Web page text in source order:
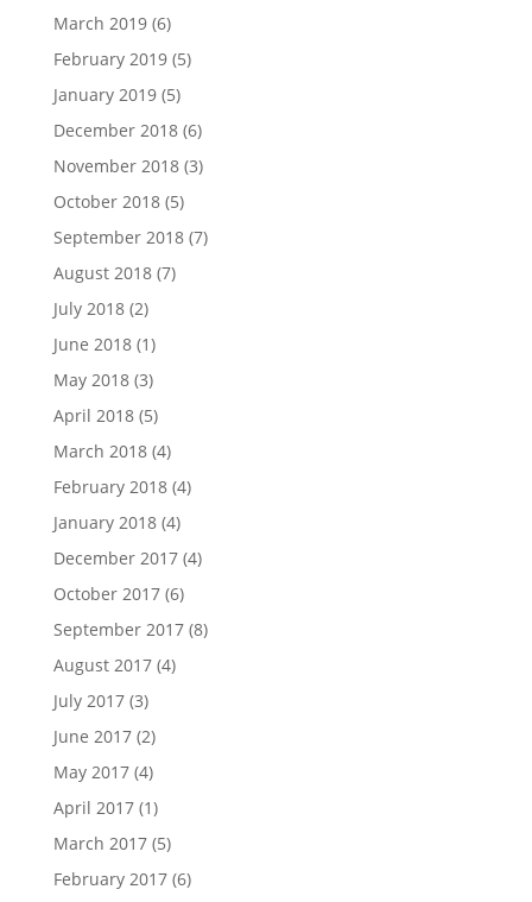
March 2019(6)
February 2019(5)
January 2019(5)
December 2018(6)
November 2018(3)
October 2018(5)
September 2018(7)
August 2018(7)
July 2018(2)
June 2018(1)
May 2018(3)
April 2018(5)
March 2018(4)
February 2018(4)
January 2018(4)
December 2017(4)
October 2017(6)
September 2017(8)
August 2017(4)
July 2017(3)
June 2017(2)
May 2017(4)
April 2017(1)
March 2017(5)
February 2017(6)